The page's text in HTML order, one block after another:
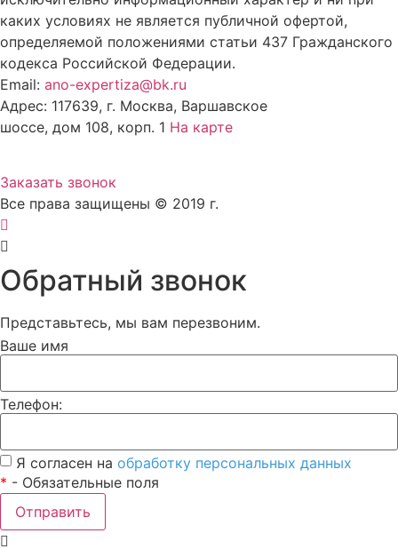
каких условиях не является публичной офертой,
определяемой положениями статьи 437 Гражданского
кодекса Российской Федерации.
Email: ano-expertiza@bk.ru
Адрес: 117639, г. Москва, Варшавское
шоссе, дом 108, корп. 1 На карте
Заказать звонок
Все права защищены © 2019 г.
Обратный звонок
Представьтесь, мы вам перезвоним.
Ваше имя
Телефон:
Я согласен на обработку персональных данных
* - Обязательные поля
Отправить